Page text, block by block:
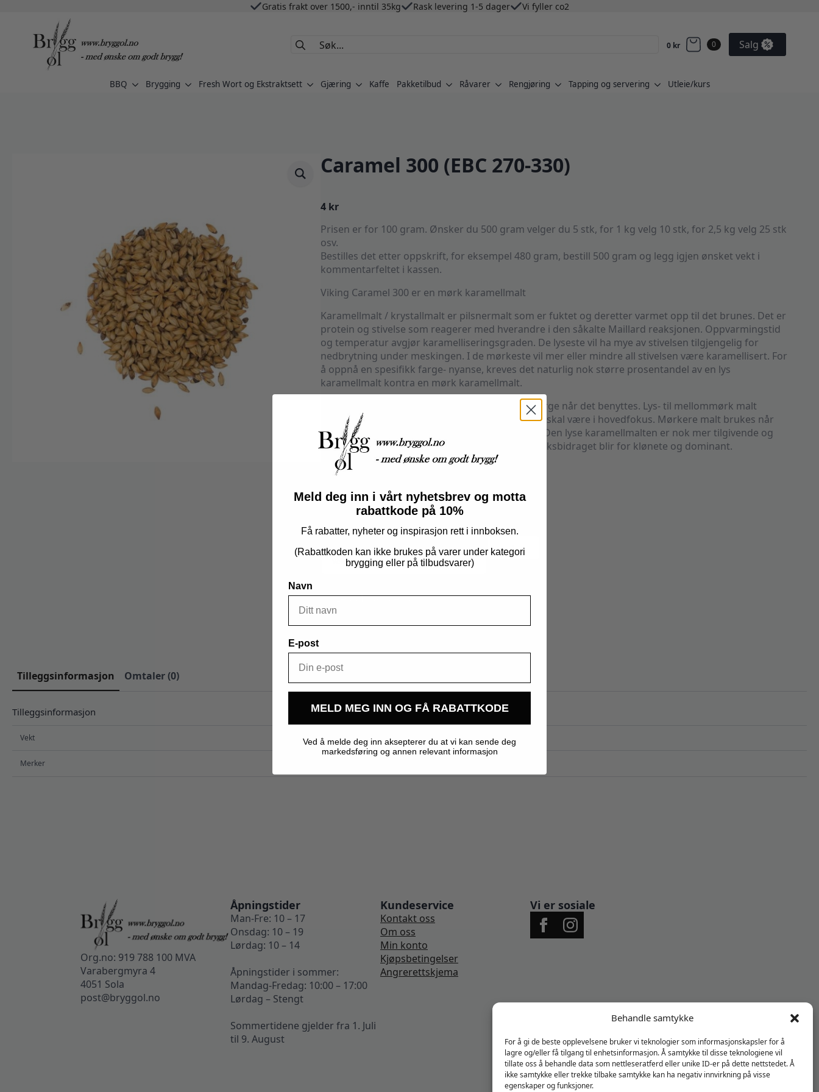
Behandle samtykke
For å gi de beste opplevelsene bruker vi teknologier som informasjonskapsler for å
lagre og/eller få tilgang til enhetsinformasjon. Å samtykke til disse teknologiene vil
tillate oss å behandle data som nettleseratferd eller unike ID-er på dette nettstedet. Å
ikke samtykke eller trekke tilbake samtykke kan ha negativ innvirkning på visse
egenskaper og funksjoner.
Gratis frakt over 1500,- inntil 35kg Rask levering 1-5 dager Vi fyller co2
Search
0 kr 0 Salg
BBQ Brygging Fresh Wort og Ekstraktsett Gjæring Kaffe Pakketilbud Råvarer Rengjøring Tapping og servering Utleie/kurs
Caramel 300 (EBC 270-330)
4 kr
Prisen er for 100 gram. Ønsker du 500 gram velger du 5 stk, for 1 kg velg 10 stk, for 2,5 kg velg 25 stk
osv.
Bestilles det etter oppskrift, for eksempel 480 gram, bestill 500 gram og legg igjen ønsket vekt i
kommentarfeltet i kassen.
Viking Caramel 300 er en mørk karamellmalt
Karamellmalt / krystallmalt er pilsnermalt som er fuktet og deretter varmet opp til det brunes. Det er
protein og stivelse som reagerer med hverandre i den såkalte Maillard reaksjonen. Oppvarmingstid
og temperatur avgjør karamelliseringsgraden. De lyseste vil ha mye av stivelsen tilgjengelig for
nedbrytning under meskingen. I de mørkeste vil mer eller mindre all stivelsen være karamellisert. For
å oppnå en spesifikk farge- nyanse, kreves det naturlig nok større prosentandel av en lys
karamellmalt kontra en mørk karamellmalt.
Karamellmalt bidrar like mye til både smak og farge når det benyttes. Lys- til mellommørk malt
brukes når man ønsker at maltens smak og duft skal være i hovedfokus. Mørkere malt brukes når
man ønsker å fremheve smakene i basismalten. Den lyse karamellmalten er nok mer tilgivende og
kan brukes i større grad enn den mørke, før smaksbidraget blir for klønete og dominant.
Farge: 270-330 EBC
300
(EBC
Legg I Handlekurv
Produktnummer:311081Kategorier:Malt,Råvarer,Spesialmalt
Tilleggsinformasjon Omtaler (0)
Tilleggsinformasjon
Vekt 0,200 kg
Merker
Org.no: 919 788 100 MVA
Varabergmyra 4
4051 Sola
post@bryggol.no
Åpningstider
Man-Fre: 10 – 17
Onsdag: 10 – 19
Lørdag: 10 – 14
Åpningstider i sommer:
Mandag-Fredag: 10:00 – 17:00
Lørdag – Stengt
Sommertidene gjelder fra 1. Juli
til 9. August
Kundeservice
Kontakt oss
Om oss
Min konto
Kjøpsbetingelser
Angrerettskjema
Vi er sosiale
Meld deg inn i vårt nyhetsbrev og motta
rabattkode på 10%
Få rabatter, nyheter og inspirasjon rett i innboksen.
(Rabattkoden kan ikke brukes på varer under kategori
brygging eller på tilbudsvarer)
Navn
E-post
MELD MEG INN OG FÅ RABATTKODE
Ved å melde deg inn aksepterer du at vi kan sende deg
markedsføring og annen relevant informasjon